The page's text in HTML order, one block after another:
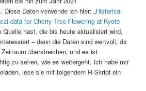
Diese Daten verwende ich hier: „Historical
data for Cherry Tree Flowering at Kyoto
Quelle hast, die bis heute aktualisiert wird,
– denn die Daten sind wertvoll, da
überstreichen, und es ist
zu sehen, wie es weitergeht. Ich habe mir
lese sie mit folgendem R-Skript ein